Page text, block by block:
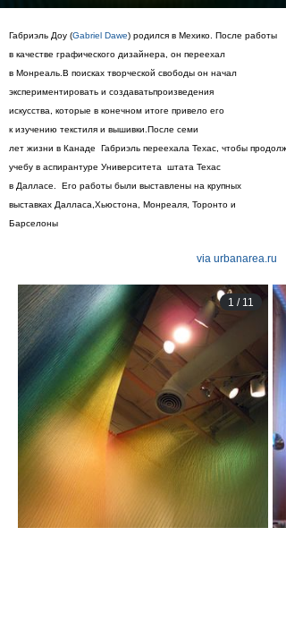
Габриэль Доу (Gabriel Dawe) родился в Мехико. После работы
в качестве графического дизайнера
он переехал
в Монреаль. В поисках творческой свободы он начал
экспериментировать и создаватьпроизведения
искусства,
которые в конечном итоге привело его
к изучению текстиля и вышивки После семи
лет жизни в Канаде Габриэль переехала Техас, чтобы
учебу в аспирантуре Университета
штата Техас
в Далласе. Его работы были выставлены на крупных
выставках Далласа, Хьюстона, Монреаля, Торонто и
Барселоны
via urbanarea.ru
1 / 11